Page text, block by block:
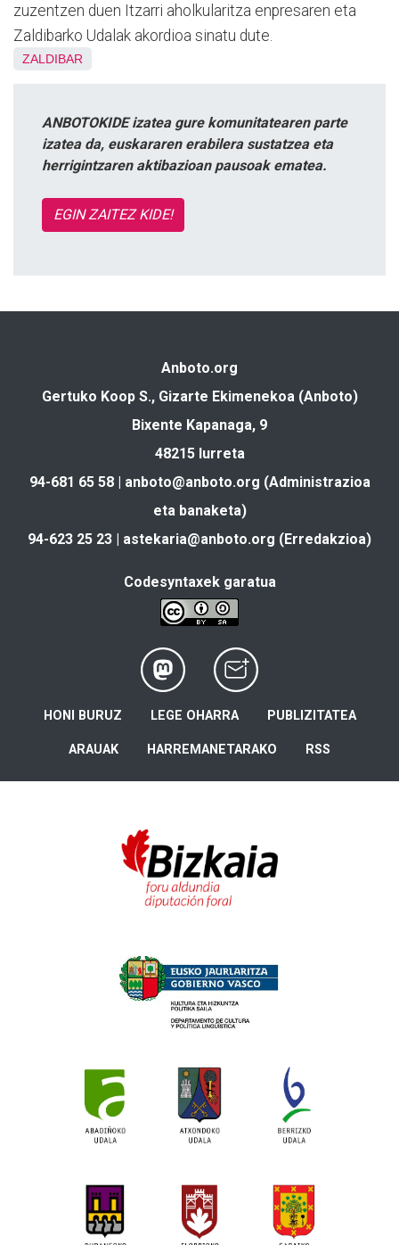
zuzentzen duen Itzarri aholkularitza enpresaren eta
Zaldibarko Udalak akordioa sinatu dute.
ZALDIBAR
ANBOTOKIDE izatea gure komunitatearen parte
izatea da, euskararen erabilera sustatzea eta
herrigintzaren aktibazioan pausoak ematea.
EGIN ZAITEZ KIDE!
Anboto.org
Gertuko Koop S., Gizarte Ekimenekoa (Anboto)
Bixente Kapanaga, 9
48215 Iurreta
94-681 65 58 | anboto@anboto.org (Administrazioa
eta banaketa)
94-623 25 23 | astekaria@anboto.org (Erredakzioa)
Codesyntaxek garatua
HONI BURUZ LEGE OHARRA PUBLIZITATEA
ARAUAK HARREMANETARAKO RSS